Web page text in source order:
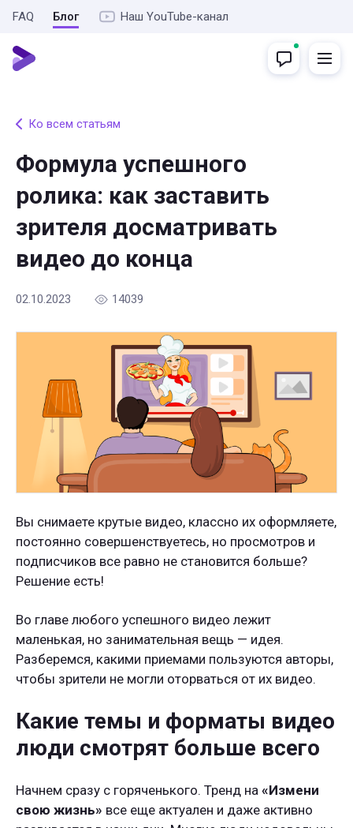
FAQ Блог Наш YouTube-канал
Ко всем статьям
Формула успешного
ролика: как заставить
зрителя досматривать
видео до конца
02.10.2023 14039
Вы снимаете крутые видео, классно их оформляете,
постоянно совершенствуетесь, но просмотров и
подписчиков все равно не становится больше?
Решение есть!
Во главе любого успешного видео лежит
маленькая, но занимательная вещь — идея.
Разберемся, какими приемами пользуются авторы,
чтобы зрители не могли оторваться от их видео.
Какие темы и форматы видео
люди смотрят больше всего
Начнем сразу с горяченького. Тренд на «Измени
свою жизнь» все еще актуален и даже активно